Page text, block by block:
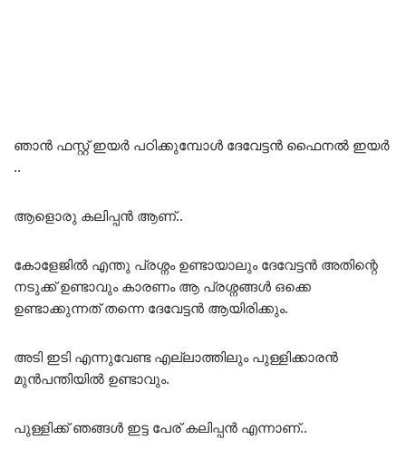
ഞാൻ ഫസ്റ്റ് ഇയർ പഠിക്കുമ്പോൾ ദേവേട്ടൻ ഫൈനൽ ഇയർ
..
ആളൊരു കലിപ്പൻ ആണ്..
കോളേജിൽ എന്തു പ്രശ്നം ഉണ്ടായാലും ദേവേട്ടൻ അതിന്റെ
നടുക്ക് ഉണ്ടാവും കാരണം ആ പ്രശ്നങ്ങൾ ഒക്കെ
ഉണ്ടാക്കുന്നത് തന്നെ ദേവേട്ടൻ ആയിരിക്കും.
അടി ഇടി എന്നുവേണ്ട എല്ലാത്തിലും പുള്ളിക്കാരൻ
മുൻപന്തിയിൽ ഉണ്ടാവും.
പുള്ളിക്ക് ഞങ്ങൾ ഇട്ട പേര് കലിപ്പൻ എന്നാണ്..